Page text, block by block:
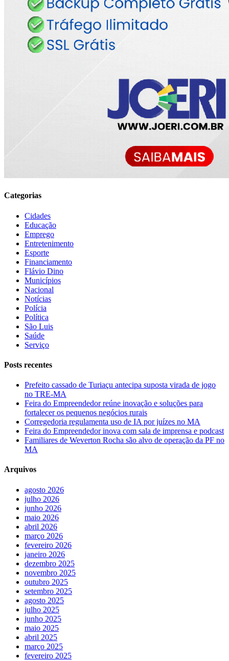
Categorias
Cidades
Educação
Emprego
Entretenimento
Esporte
Financiamento
Flávio Dino
Municípios
Nacional
Notícias
Polícia
Política
São Luis
Saúde
Serviço
Posts recentes
Prefeito cassado de Turiaçu antecipa suposta virada de jogo
no TRE-MA
Feira do Empreendedor reúne inovação e soluções para
fortalecer os pequenos negócios rurais
Corregedoria regulamenta uso de IA por juízes no MA
Feira do Empreendedor inova com sala de imprensa e podcast
Familiares de Weverton Rocha são alvo de operação da PF no
MA
Arquivos
agosto 2026
julho 2026
junho 2026
maio 2026
abril 2026
março 2026
fevereiro 2026
janeiro 2026
dezembro 2025
novembro 2025
outubro 2025
setembro 2025
agosto 2025
julho 2025
junho 2025
maio 2025
abril 2025
março 2025
fevereiro 2025